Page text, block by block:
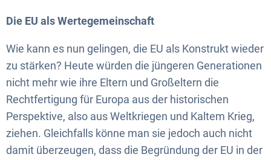
Die EU als Wertegemeinschaft
Wie kann es nun gelingen, die EU als Konstrukt wieder
zu stärken? Heute würden die jüngeren Generationen
nicht mehr wie ihre Eltern und Großeltern die
Rechtfertigung für Europa aus der historischen
Perspektive, also aus Weltkriegen und Kaltem Krieg,
ziehen. Gleichfalls könne man sie jedoch auch nicht
damit überzeugen, dass die Begründung der EU in der